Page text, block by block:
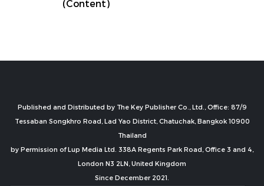
(Content)
Published and Distributed by The Key Publisher Co., Ltd., Office: 87/9
Tessaban Songkhro Road, Lad Yao District, Chatuchak, Bangkok 10900
Thailand
by Permission of Lup Media Ltd. 338A Regents Park Road, Office 3 and 4,
London N3 2LN, United Kingdom
Since December 2021.